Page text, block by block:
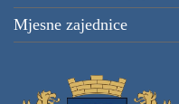
Mjesne zajednice